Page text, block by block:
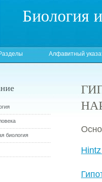
Биология
Алфавитный
биология